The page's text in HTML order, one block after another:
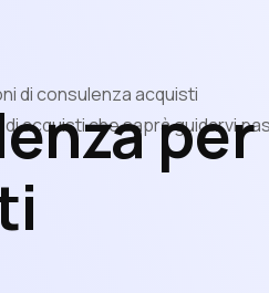
di consulenza acquisti
acquisti che saprà guidarvi